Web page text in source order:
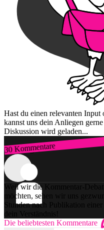
Hast du einen relevanten Input
kannst uns dein Anliegen
Diskussion wird geladen...
30 Kommentare
Zum Login
Weil wir die Kommentar-
möchten, sehen wir uns
Stunden nach Publikation
dein Verständnis!
Die beliebtesten Kommentare